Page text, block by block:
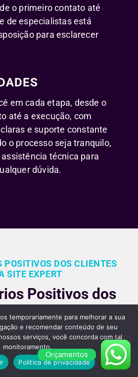
o primeiro contato até
de especialistas está
para esclarecer
em cada etapa, desde o
até a execução, com
e suporte constante
o processo seja tranquilo,
técnica para
dúvida.
POSITIVOS DOS CLIENTES
SITE EXPERT
Positivos dos
Clientes Sobre
Serviços de
de Sites em São
Paulo
Orçamentos
temporariamente para melhorar a sua
e recomendar conteúdo de seu
serviços, você concorda com tal
monitoramento.
Política de privacidade